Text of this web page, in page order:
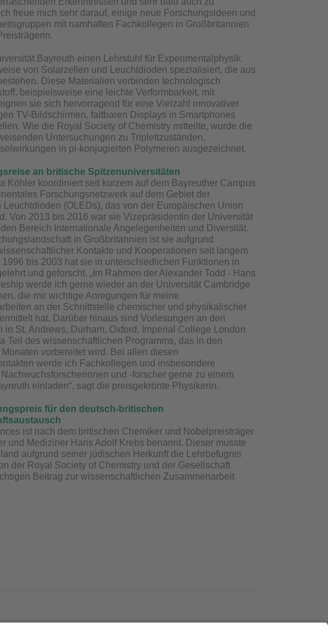
freue mich sehr darauf, einige neue Forschungsideen und
mit namhaften Fachkollegen in Großbritannien
Bayreuth einen Lehrstuhl für Experimentalphysik
von Solarzellen und Leuchtdioden spezialisiert, die aus
Diese Materialien verbinden technologisch
beispielsweise eine leichte Verformbarkeit, mit
sie sich hervorragend für eine Vielzahl innovativer
TV-Bildschirmen, faltbaren Displays in Smartphones
Wie die Royal Society of Chemistry mitteilte, wurde die
Untersuchungen zu Triplettzuständen,
in pi-konjugierten Polymeren ausgezeichnet.
an britische Spitzenuniversitäten
Köhler koordiniert seit kurzem auf dem Bayreuther Campus
Forschungsnetzwerk auf dem Gebiet der
Leuchtdioden (OLEDs), das von der Europäischen Union
Von 2013 bis 2016 war sie Vizepräsidentin der Universität
Bereich Internationale Angelegenheiten und Diversität.
in Großbritannien ist sie aufgrund
Kontakte und Kooperationen seit langem
1996 bis 2003 hat sie in unterschiedlichen Funktionen in
und geforscht. „Im Rahmen der Alexander Todd - Hans
werde ich gerne wieder an der Universität Cambridge
die mir wichtige Anregungen für meine
an der Schnittstelle chemischer und physikalischer
hat. Darüber hinaus sind Vorlesungen an den
in St. Andrews, Durham, Oxford, Imperial College London
Teil des wissenschaftlichen Programms, das in den
Monaten vorbereitet wird. Bei allen diesen
werde ich Fachkollegen und insbesondere
und -forscher gerne zu einem
einladen“, sagt die preisgekrönte Physikerin.
für den deutsch-britischen
ist nach dem britischen Chemiker und Nobelpreisträger
und Mediziner Hans Adolf Krebs benannt. Dieser musste
aufgrund seiner jüdischen Herkunft die Lehrbefugnis
der Royal Society of Chemistry und der Gesellschaft
Beitrag zur wissenschaftlichen Zusammenarbeit